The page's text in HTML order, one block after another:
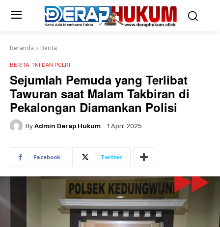
Beranda Berita
BERITA TNI DAN POLRI
Sejumlah Pemuda yang Terlibat
Tawuran saat Malam Takbiran di
Pekalongan Diamankan Polisi
By Admin Derap Hukum 1 April 2025
Facebook Twitter